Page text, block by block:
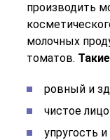
производить
молочных
томатов.
ровный и
чистое
упругость